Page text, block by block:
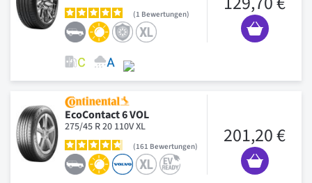
1 Bewertungen
EcoContact 6 VOL
275/45 R 20 110V XL
161 Bewertungen 201,20 €